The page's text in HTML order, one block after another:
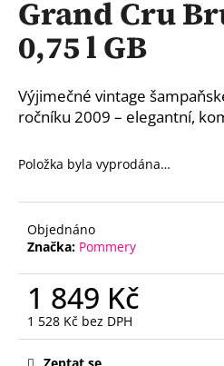
Grand Cru
0,75 l GB
Výjimečné vintage
ročníku 2009 – elegantní,
Položka byla vyprodána…
Objednáno
Značka: Pommery
1 849 Kč
1 528 Kč bez DPH
Měrná
Zeptat se
a
j
t
?
D